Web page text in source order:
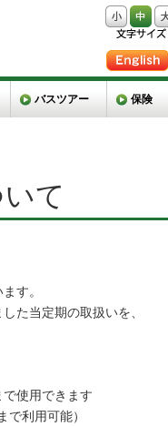
バスツアー 保険
て
す。
た当定期の取扱いを、
用できます
用可能）